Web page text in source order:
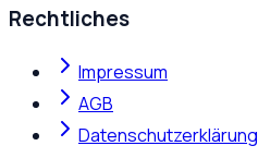
Rechtliches
Impressum
AGB
Datenschutzerklärung